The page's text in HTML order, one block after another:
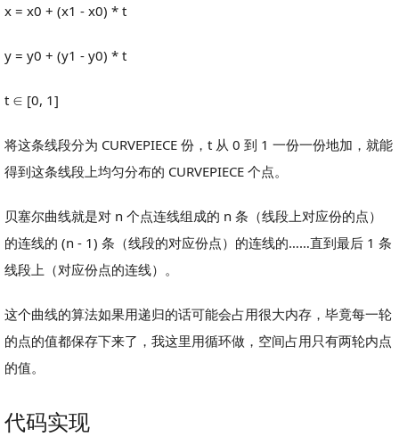
x = x0 + (x1 - x0) * t
y = y0 + (y1 - y0) * t
t ∈ [0, 1]
将这条线段分为 CURVEPIECE 份，t 从 0 到 1 一份一份地加，就能
得到这条线段上均匀分布的 CURVEPIECE 个点。
贝塞尔曲线就是对 n 个点连线组成的 n 条（线段上对应份的点）
的连线的 (n - 1) 条（线段的对应份点）的连线的……直到最后 1 条
线段上（对应份点的连线）。
这个曲线的算法如果用递归的话可能会占用很大内存，毕竟每一轮
的点的值都保存下来了，我这里用循环做，空间占用只有两轮内点
的值。
代码实现